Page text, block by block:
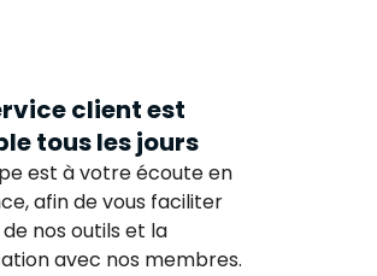
client est
tous les jours
est à votre écoute en
afin de vous faciliter
de nos outils et la
avec nos membres.